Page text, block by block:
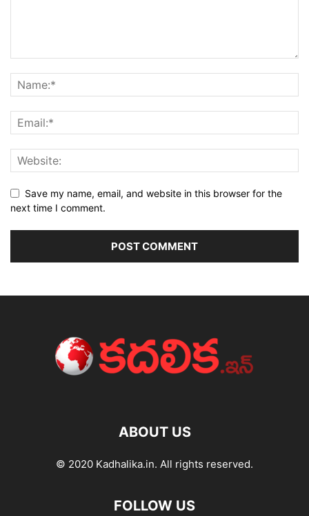
Save my name, email, and website in this browser for the
next time I comment.
ABOUT US
© 2020 Kadhalika.in. All rights reserved.
FOLLOW US